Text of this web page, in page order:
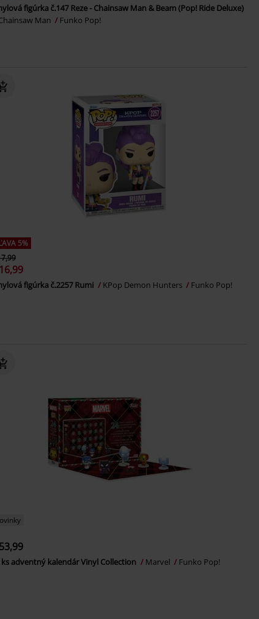
figúrka č.147 Reze - Chainsaw Man & Beam (Pop! Ride Deluxe)
Man
Funko Pop!
5%
figúrka č.2257 Rumi KPop Demon Hunters Funko Pop!
ks adventný kalendár Vinyl Collection Marvel Funko Pop!